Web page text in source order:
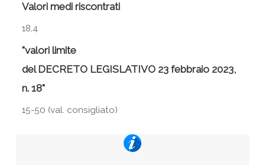
Valori medi riscontrati
18,4
"valori limite
del DECRETO LEGISLATIVO 23 febbraio 2023,
n. 18"
15-50 (val. consigliato)